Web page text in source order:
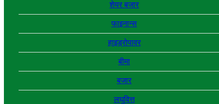
शेयर बजार
फाइनान्स
हाइड्रोपावर
बीमा
बजार
लघुवित्त